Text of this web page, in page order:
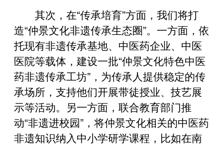
其次，在“传承培育”方面，我们将打
造“仲景文化非遗传承生态圈”。一方面，依
托现有非遗传承基地、中医药企业、中医
医院等载体，建设一批“仲景文化特色中医
药非遗传承工坊”，为传承人提供稳定的传
承场所，支持他们开展带徒授业、技艺展
示等活动。另一方面，联合教育部门推
动“非遗进校园”，将仲景文化相关的中医药
非遗知识纳入中小学研学课程，比如在南